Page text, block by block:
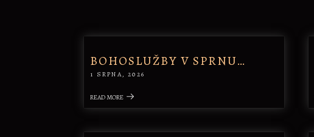
BOHOSLUŽBY V SPRNU…
1 SRPNA, 2026
READ MORE